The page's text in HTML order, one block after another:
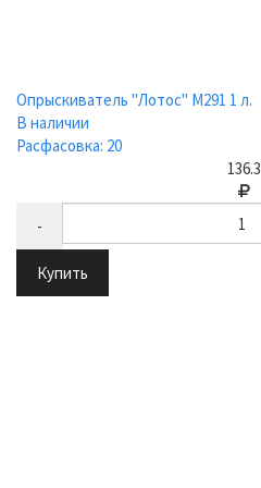
Опрыскиватель "Лотос" М291 1 л.
В наличии
Расфасовка: 20
136.3
-
Купить